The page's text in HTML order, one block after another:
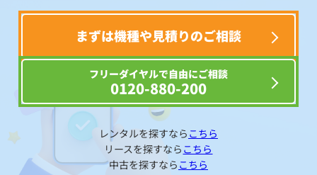
まずは機種や見積りのご相談
フリーダイヤルで自由にご相談
0120-880-200
レンタルを探すなら こちら
リースを探すなら こちら
中古を探すなら こちら